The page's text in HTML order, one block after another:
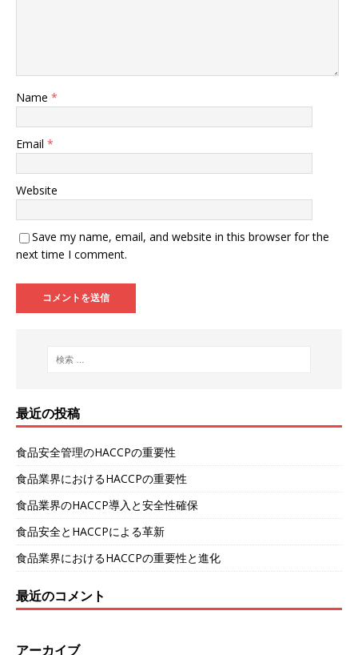
Name *
Email *
Website
Save my name, email, and website in this browser for the
next time I comment.
最近の投稿
食品安全管理のHACCPの重要性
食品業界におけるHACCPの重要性
食品業界のHACCP導入と安全性確保
食品安全とHACCPによる革新
食品業界におけるHACCPの重要性と進化
最近のコメント
アーカイブ